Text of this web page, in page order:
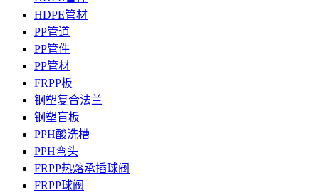
HDPE管材
PP管道
PP管件
PP管材
FRPP板
钢塑复合法兰
钢塑盲板
PPH酸洗槽
PPH弯头
FRPP热熔承插球阀
FRPP球阀